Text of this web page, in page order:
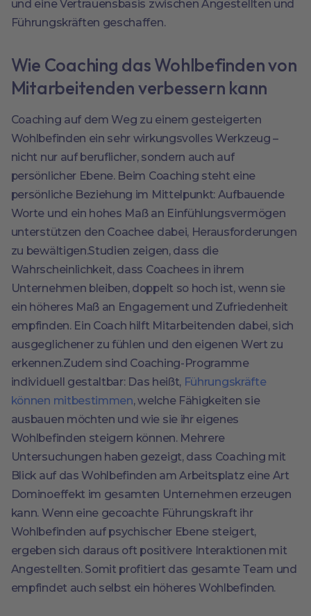
und eine Vertrauensbasis zwischen Angestellten und
Führungskräften geschaffen.
Wie Coaching das Wohlbefinden von
Mitarbeitenden verbessern kann
Coaching auf dem Weg zu einem gesteigerten
Wohlbefinden ein sehr wirkungsvolles Werkzeug –
nicht nur auf beruflicher, sondern auch auf
persönlicher Ebene. Beim Coaching steht eine
persönliche Beziehung im Mittelpunkt: Aufbauende
Worte und ein hohes Maß an Einfühlungsvermögen
unterstützen den Coachee dabei, Herausforderungen
zu bewältigen.Studien zeigen, dass die
Wahrscheinlichkeit, dass Coachees in ihrem
Unternehmen bleiben, doppelt so hoch ist, wenn sie
ein höheres Maß an Engagement und Zufriedenheit
empfinden. Ein Coach hilft Mitarbeitenden dabei, sich
ausgeglichener zu fühlen und den eigenen Wert zu
erkennen.Zudem sind Coaching-Programme
individuell gestaltbar: Das heißt, Führungskräfte
können mitbestimmen, welche Fähigkeiten sie
ausbauen möchten und wie sie ihr eigenes
Wohlbefinden steigern können. Mehrere
Untersuchungen haben gezeigt, dass Coaching mit
Blick auf das Wohlbefinden am Arbeitsplatz eine Art
Dominoeffekt im gesamten Unternehmen erzeugen
kann. Wenn eine gecoachte Führungskraft ihr
Wohlbefinden auf psychischer Ebene steigert,
ergeben sich daraus oft positivere Interaktionen mit
Angestellten. Somit profitiert das gesamte Team und
empfindet auch selbst ein höheres Wohlbefinden.